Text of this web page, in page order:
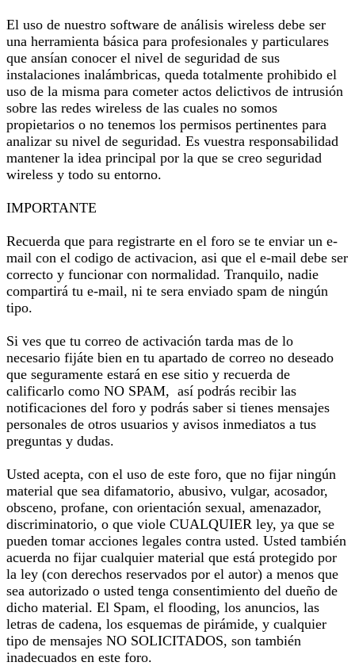
El uso de nuestro software de análisis wireless debe ser
una herramienta básica para profesionales y particulares
que ansían conocer el nivel de seguridad de sus
instalaciones inalámbricas, queda totalmente prohibido el
uso de la misma para cometer actos delictivos de intrusión
sobre las redes wireless de las cuales no somos
propietarios o no tenemos los permisos pertinentes para
analizar su nivel de seguridad. Es vuestra responsabilidad
mantener la idea principal por la que se creo seguridad
wireless y todo su entorno.
IMPORTANTE
Recuerda que para registrarte en el foro se te enviar un e-
mail con el codigo de activacion, asi que el e-mail debe ser
correcto y funcionar con normalidad. Tranquilo, nadie
compartirá tu e-mail, ni te sera enviado spam de ningún
tipo.
Si ves que tu correo de activación tarda mas de lo
necesario fijáte bien en tu apartado de correo no deseado
que seguramente estará en ese sitio y recuerda de
calificarlo como NO SPAM, así podrás recibir las
notificaciones del foro y podrás saber si tienes mensajes
personales de otros usuarios y avisos inmediatos a tus
preguntas y dudas.
Usted acepta, con el uso de este foro, que no fijar ningún
material que sea difamatorio, abusivo, vulgar, acosador,
obsceno, profane, con orientación sexual, amenazador,
discriminatorio, o que viole CUALQUIER ley, ya que se
pueden tomar acciones legales contra usted. Usted también
acuerda no fijar cualquier material que está protegido por
la ley (con derechos reservados por el autor) a menos que
sea autorizado o usted tenga consentimiento del dueño de
dicho material. El Spam, el flooding, los anuncios, las
letras de cadena, los esquemas de pirámide, y cualquier
tipo de mensajes NO SOLICITADOS, son también
inadecuados en este foro.